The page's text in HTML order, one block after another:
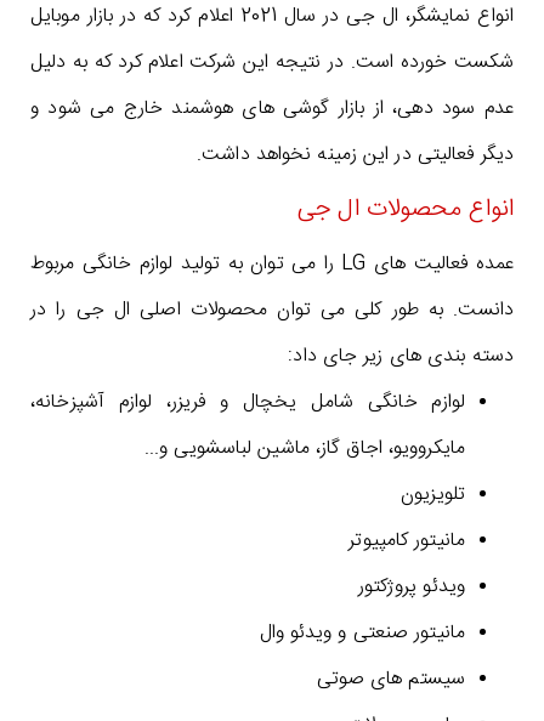
انواع نمایشگر، ال جی در سال 2021 اعلام کرد که در بازار موبایل
شکست خورده است. در نتیجه این شرکت اعلام کرد که به دلیل
عدم سود دهی، از بازار گوشی های هوشمند خارج می شود و
دیگر فعالیتی در این زمینه نخواهد داشت.
انواع محصولات ال جی
عمده فعالیت های LG را می توان به تولید لوازم خانگی مربوط
دانست. به طور کلی می توان محصولات اصلی ال جی را در
دسته بندی های زیر جای داد:
لوازم خانگی شامل یخچال و فریزر، لوازم آشپزخانه،
مایکروویو، اجاق گاز، ماشین لباسشویی و...
تلویزیون
مانیتور کامپیوتر
ویدئو پروژکتور
مانیتور صنعتی و ویدئو وال
سیستم های صوتی